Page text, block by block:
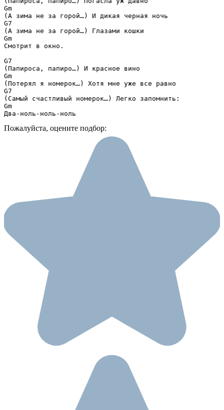
Gm
(А зима не за горой…) И дикая черная ночь
G7
(А зима не за горой…) Глазами кошки
Gm
Смотрит в окно.
G7
(Папироса, папиро…) И красное вино
Gm
(Потерял я номерок…) Хотя мне уже все равно
G7
(Самый счастливый номерок…) Легко запомнить:
Gm
Два-ноль-ноль-ноль
Пожалуйста, оцените подбор: